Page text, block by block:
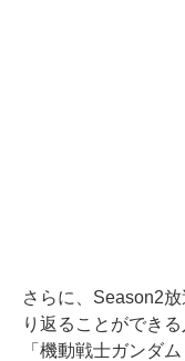
さらに、Season2
り返ることができ
「機動戦士ガンダ